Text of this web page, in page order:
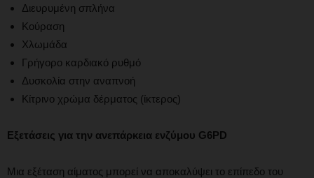
Διευρυμένη σπλήνα
Κούραση
Χλωμάδα
Γρήγορο καρδιακό ρυθμό
Δυσκολία στην αναπνοή
Κίτρινο χρώμα δέρματος (ίκτερος)
Εξετάσεις για την ανεπάρκεια ενζύμου G6PD
Μια εξέταση αίματος μπορεί να αποκαλύψει το επίπεδο του